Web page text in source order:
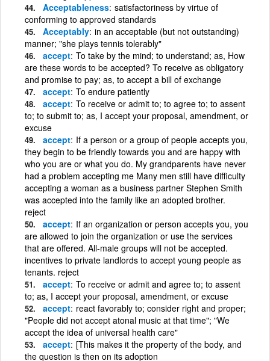
Acceptableness satisfactoriness by virtue of
conforming to approved standards
Acceptably in an acceptable (but not outstanding)
manner; "she plays tennis tolerably"
accept To take by the mind; to understand; as, How
are these words to be accepted? To receive as obligatory
and promise to pay; as, to accept a bill of exchange
accept To endure patiently
accept To receive or admit to; to agree to; to assent
to; to submit to; as, I accept your proposal, amendment, or
excuse
accept If a person or a group of people accepts you,
they begin to be friendly towards you and are happy with
who you are or what you do. My grandparents have never
had a problem accepting me Many men still have difficulty
accepting a woman as a business partner Stephen Smith
was accepted into the family like an adopted brother.
reject
accept If an organization or person accepts you, you
are allowed to join the organization or use the services
that are offered. All-male groups will not be accepted.
incentives to private landlords to accept young people as
tenants. reject
accept To receive or admit and agree to; to assent
to; as, I accept your proposal, amendment, or excuse
accept react favorably to; consider right and proper;
"People did not accept atonal music at that time"; "We
accept the idea of universal health care"
accept [This makes it the property of the body, and
the question is then on its adoption